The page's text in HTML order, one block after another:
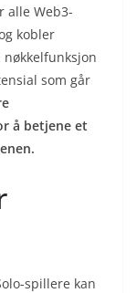
alle Web3-
kobler
som går
å betjene et
spillere kan